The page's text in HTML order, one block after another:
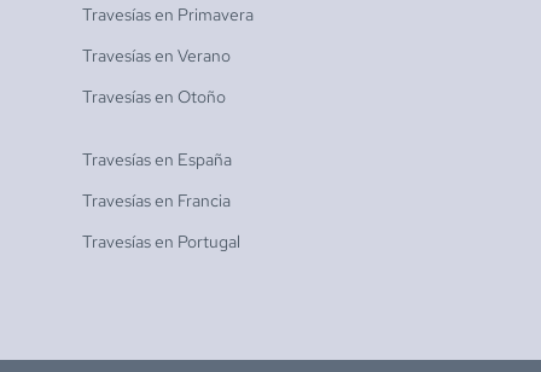
Travesías en Primavera
Travesías en Verano
Travesías en Otoño
Travesías en España
Travesías en Francia
Travesías en Portugal